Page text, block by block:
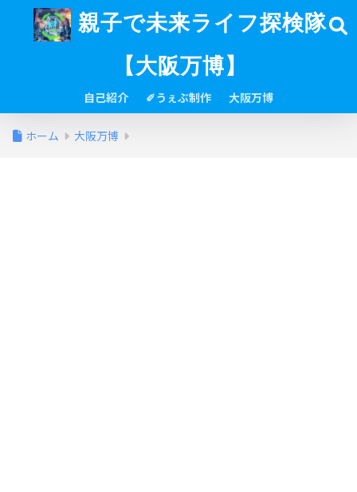
親子で未来ライフ探検隊
【大阪万博】
自己紹介 ✐うぇぶ制作 大阪万博
ホーム 大阪万博